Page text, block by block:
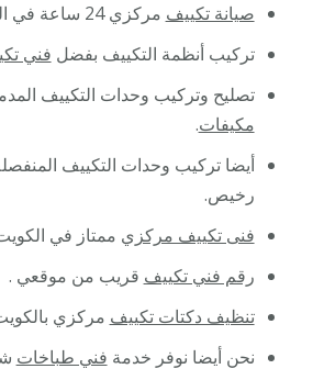
صيانة تكييف مركزي 24 ساعة في الكويت.
تركيب أنظمة التكييف بفضل فني
تصليح وتركيب وحدات التكييف
مكيفات.
أيضا تركيب وحدات التكييف
رخيص.
فنى تكييف مركزي ممتاز في
رقم فني تكييف قريب من موقعي .
تنظيف دكتات تكييف مركزي
نحن أيضا نوفر خدمة فني طباخات